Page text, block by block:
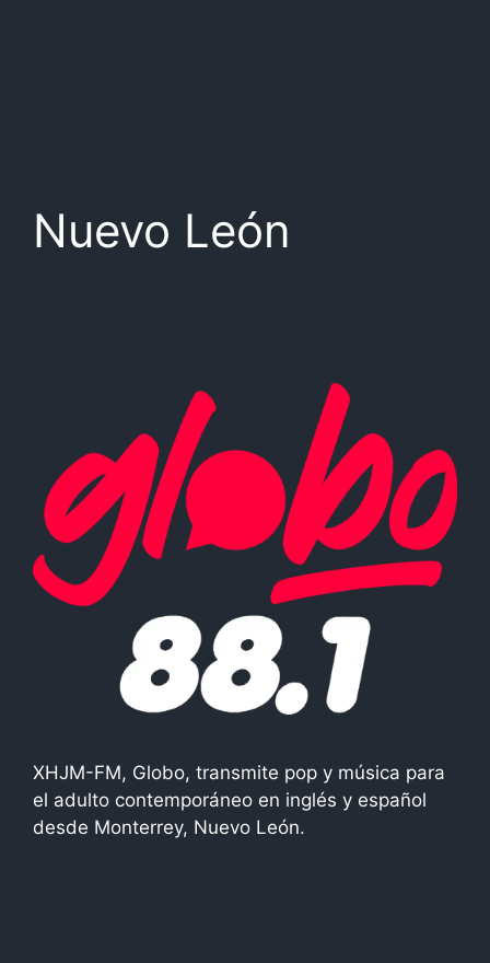
Nuevo León
XHJM-FM, Globo, transmite pop y música para
el adulto contemporáneo en inglés y español
desde Monterrey, Nuevo León.